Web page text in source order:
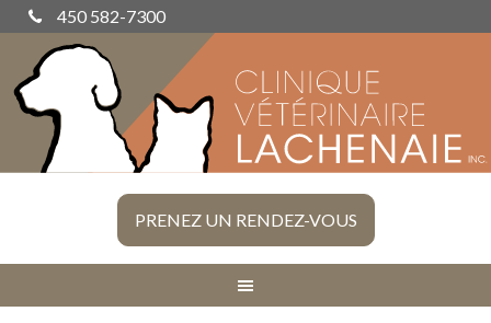
450 582-7300
PRENEZ UN RENDEZ-VOUS